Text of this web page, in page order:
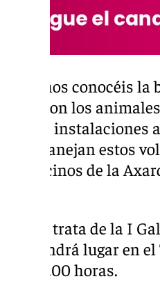
«Muchos conocéis
hace con los
en sus instalaciones
que manejan estos
los vecinos de la
Se trata de la I
tendrá lugar en
12.00 horas.